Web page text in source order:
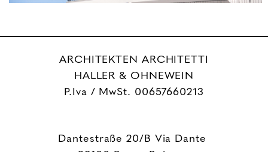
ARCHITEKTEN ARCHITETTI
HALLER & OHNEWEIN
P.Iva / MwSt. 00657660213
Dantestraße 20/B Via Dante